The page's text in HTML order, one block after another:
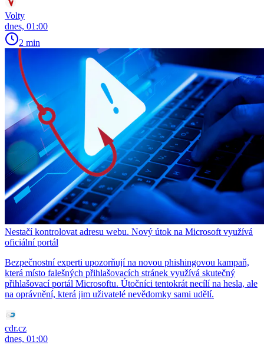
Volty
dnes, 01:00
2 min
Nestačí kontrolovat adresu webu. Nový útok na Microsoft využívá
oficiální portál
Bezpečnostní experti upozorňují na novou phishingovou kampaň,
která místo falešných přihlašovacích stránek využívá skutečný
přihlašovací portál Microsoftu. Útočníci tentokrát necílí na hesla, ale
na oprávnění, která jim uživatelé nevědomky sami udělí.
cdr.cz
dnes, 01:00